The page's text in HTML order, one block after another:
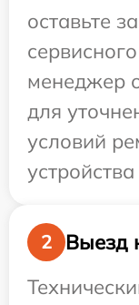
оставьте
менеджер
для
условий
2
Выезд